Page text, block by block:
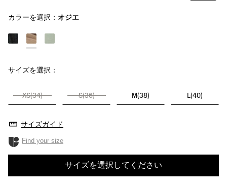
カラーを選択： オジエ
サイズを選択：
XS(34) S(36) M(38) L(40)
サイズガイド
Find your size
サイズを選択してください